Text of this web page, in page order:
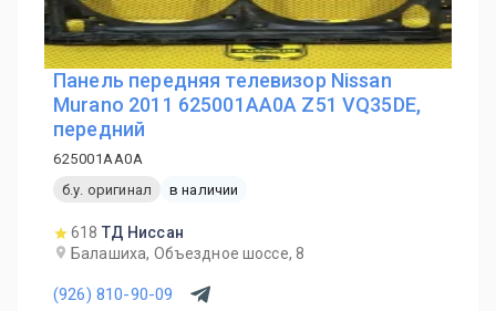
Панель передняя телевизор Nissan
Murano 2011 625001AA0A Z51 VQ35DE,
передний
625001AA0A
б.у. оригинал
в наличии
618 ТД Ниссан
Балашиха, Объездное шоссе, 8
(926) 810-90-09